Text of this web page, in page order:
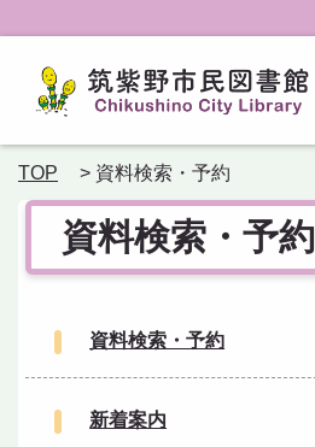
TOP > 資料検索・予約
資料検索・予約
資料検索・予約
新着案内